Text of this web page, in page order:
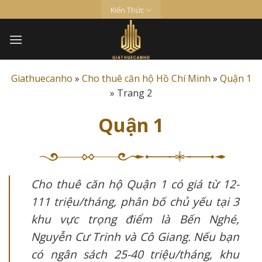
to
content
Kiến Thức
Giathuecanho » Cho thuê căn hộ Hồ Chí Minh » Quận 1
» Trang 2
Quận 1
Cho thuê căn hộ Quận 1 có giá từ 12-
111 triệu/tháng, phân bố chủ yếu tại 3
khu vực trọng điểm là Bến Nghé,
Nguyễn Cư Trinh và Cô Giang. Nếu bạn
có ngân sách 25-40 triệu/tháng, khu